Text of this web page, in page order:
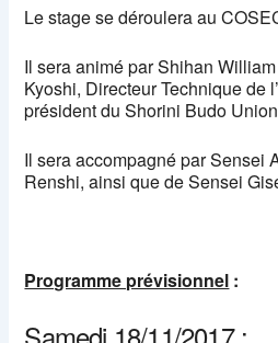
Le stage se déroulera au
Il sera animé par Shihan
Kyoshi, Directeur Technique de
président du Shorini Budo
Il sera accompagné par Sensei
Renshi, ainsi que de Sensei
Programme prévisionnel :